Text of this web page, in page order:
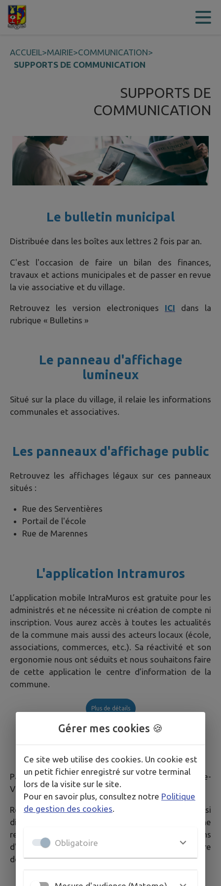
Contenu
ACCUEIL>MAIRIE>COMMUNICATION>
SUPPORTS DE COMMUNICATION
SUPPORTS DE
COMMUNICATION
Le bulletin municipal
Distribuée dans les boîtes aux lettres 2 fois par an.
C'est l'occasion de faire un bilan des finances,
travaux et actions municipales et de passer en revue
la vie associative et du village.
Retrouvez les version electroniques ICI dans la
rubrique « Bulletins »
Le panneau d'affichage
lumineux
Situé sur la place du village, il relaie les informations
communales et associatives.
Les panneaux d'affichage public
Retrouvez les affichages légaux sur ces panneaux
situés :
Rue des Serventières
Portail de l'école
Rue de Marennes
L'application Intramuros
L’application mobile IntraMuros est gratuite pour les
administrés et ne nécessite ni création de compte ni
inscription. Vous aurez accès à toutes les actualités
de la commune mais aussi des acteurs locaux (école,
associations, commerces, etc.). Sa réactivité et son
ergonomie nous ont séduits et nous souhaitons faire
de cette application le centre d’information de la
commune.
Plus de détails
La page Facebook
Page institutionnelle de la Mairie de Villette-de-
Vienne.
Retrouvez sur cette page toutes les actualités aussi
disponibles sur l'application Intramuros. Nous ne
relayons sur cette page que les informations
d'autres pages instutionnelles comme la préfecture
de l'Isère, Vienne Condrieu Agglomération, etc.
Facebook
Gérer mes cookies 🍪
Ce site web utilise des cookies. Un cookie est
un petit fichier enregistré sur votre terminal
lors de la visite sur le site.
Pour en savoir plus, consultez notre Politique
de gestion des cookies.
Obligatoire